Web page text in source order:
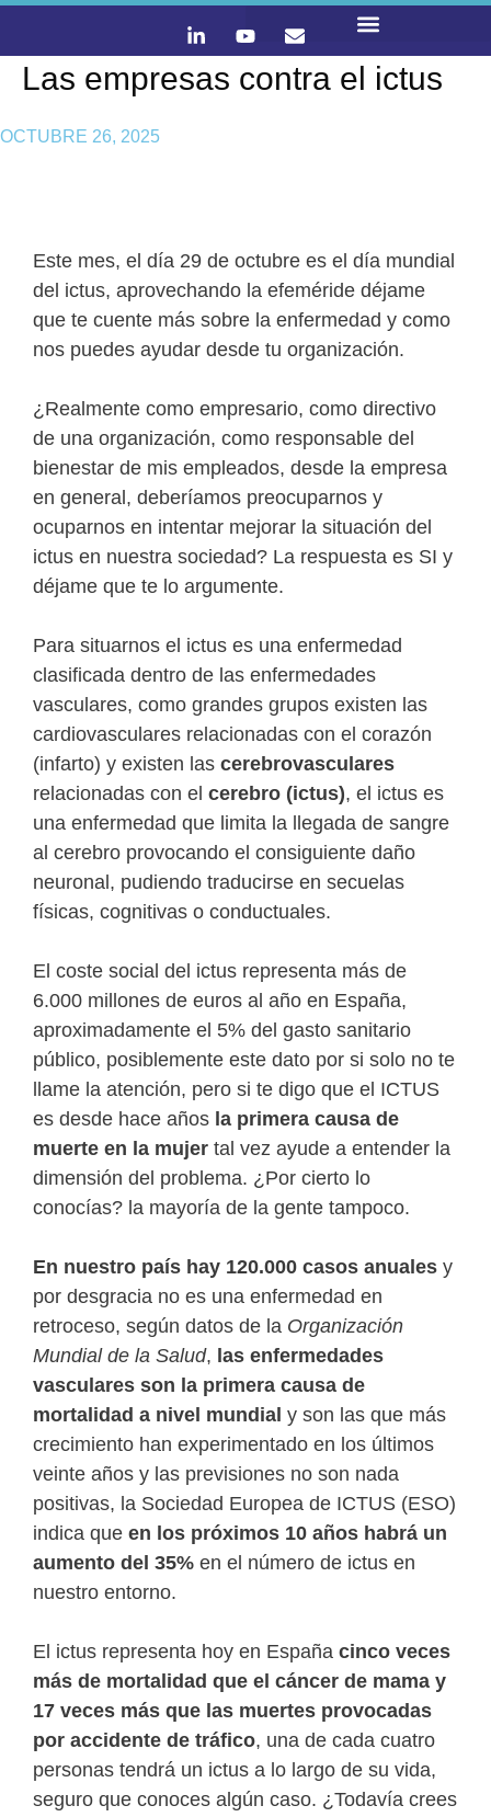
Las empresas contra el ictus
OCTUBRE 26, 2025
Este mes, el día 29 de octubre es el día mundial
del ictus, aprovechando la efeméride déjame
que te cuente más sobre la enfermedad y como
nos puedes ayudar desde tu organización.
¿Realmente como empresario, como directivo
de una organización, como responsable del
bienestar de mis empleados, desde la empresa
en general, deberíamos preocuparnos y
ocuparnos en intentar mejorar la situación del
ictus en nuestra sociedad? La respuesta es SI y
déjame que te lo argumente.
Para situarnos el ictus es una enfermedad
clasificada dentro de las enfermedades
vasculares, como grandes grupos existen las
cardiovasculares relacionadas con el corazón
(infarto) y existen las cerebrovasculares
relacionadas con el cerebro (ictus), el ictus es
una enfermedad que limita la llegada de sangre
al cerebro provocando el consiguiente daño
neuronal, pudiendo traducirse en secuelas
físicas, cognitivas o conductuales.
El coste social del ictus representa más de
6.000 millones de euros al año en España,
aproximadamente el 5% del gasto sanitario
público, posiblemente este dato por si solo no te
llame la atención, pero si te digo que el ICTUS
es desde hace años la primera causa de
muerte en la mujer tal vez ayude a entender la
dimensión del problema. ¿Por cierto lo
conocías? la mayoría de la gente tampoco.
En nuestro país hay 120.000 casos anuales y
por desgracia no es una enfermedad en
retroceso, según datos de la Organización
Mundial de la Salud, las enfermedades
vasculares son la primera causa de
mortalidad a nivel mundial y son las que más
crecimiento han experimentado en los últimos
veinte años y las previsiones no son nada
positivas, la Sociedad Europea de ICTUS (ESO)
indica que en los próximos 10 años habrá un
aumento del 35% en el número de ictus en
nuestro entorno.
El ictus representa hoy en España cinco veces
más de mortalidad que el cáncer de mama y
17 veces más que las muertes provocadas
por accidente de tráfico, una de cada cuatro
personas tendrá un ictus a lo largo de su vida,
seguro que conoces algún caso. ¿Todavía crees